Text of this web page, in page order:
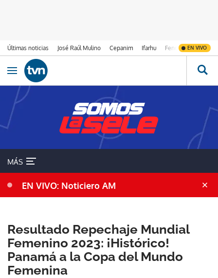
Últimas noticias José Raúl Mulino Cepanim Ifarhu Fenómeno de El
EN VIVO
Ir al contenido
Obrir navegació
MÁS
EN VIVO: Noticiero AM
Resultado Repechaje Mundial
Femenino 2023: ¡Histórico!
Panamá a la Copa del Mundo
Femenina